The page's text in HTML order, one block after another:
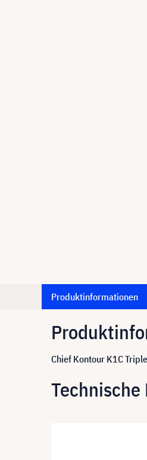
Produktinformationen
Chief Kontour K1C
Technische